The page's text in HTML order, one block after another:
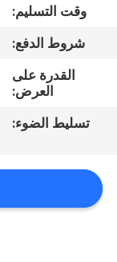
الجودة
أخبار
وقت التسليم:
شروط الدفع:
القدرة على
العرض:
تسليط الضوء: